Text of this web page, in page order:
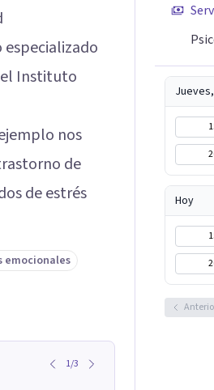
Instituto
nos
de
de estrés
emocionales
1/3
Hoy